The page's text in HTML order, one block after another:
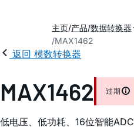
主页 产品 数据转换器
MAX1462
返回 模数转换器
MAX1462 过期
低电压、低功耗、16位智能ADC